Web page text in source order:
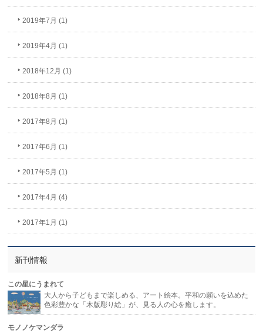
2019年7月 (1)
2019年4月 (1)
2018年12月 (1)
2018年8月 (1)
2017年8月 (1)
2017年6月 (1)
2017年5月 (1)
2017年4月 (4)
2017年1月 (1)
新刊情報
この星にうまれて
大人から子どもまで楽しめる、アート絵本。平和の願いを込めた
色彩豊かな「木版彫り絵」が、見る人の心を癒します。
モノノケマンダラ